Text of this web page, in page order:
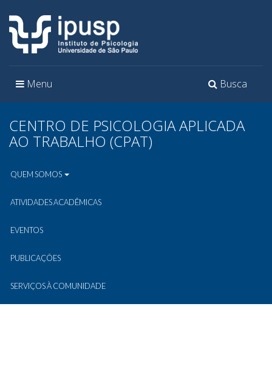
Toggle
Busca
Toggle
Menu
CENTRO DE PSICOLOGIA APLICADA
AO TRABALHO (CPAT)
QUEM SOMOS
ATIVIDADES ACADÊMICAS
EVENTOS
PUBLICAÇÕES
SERVIÇOS À COMUNIDADE